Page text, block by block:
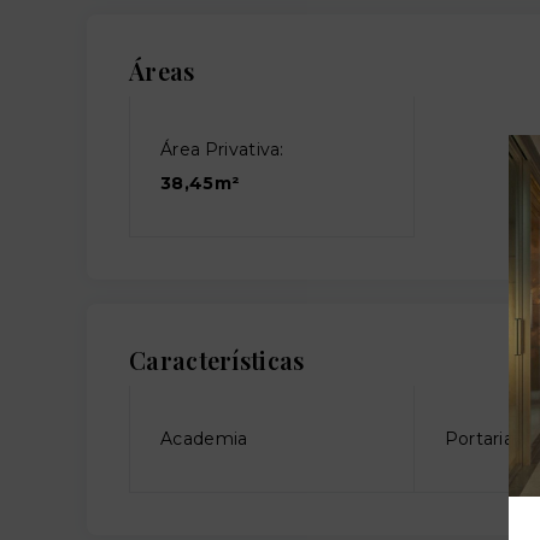
Áreas
Área Privativa:
38,45m²
Características
Academia Portaria